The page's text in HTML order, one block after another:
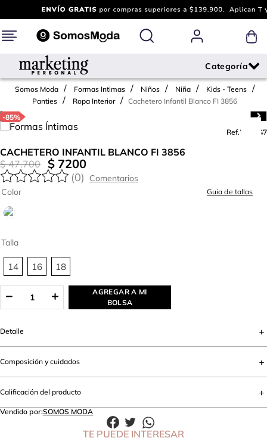
Formas Intimas Kids - Teens
Panties
Cachetero Infantil Blanco FI 3856
-85%
Ref. 720447
CACHETERO INFANTIL BLANCO FI 3856
$ 47 700 $ 7200
(0)
Talla
14 16 18
Color Guia de tallas
AGREGAR A MI
BOLSA
Detalle
Composición y cuidados
Calificación del producto
Vendido por:SOMOS MODA
TE PUEDE INTERESAR